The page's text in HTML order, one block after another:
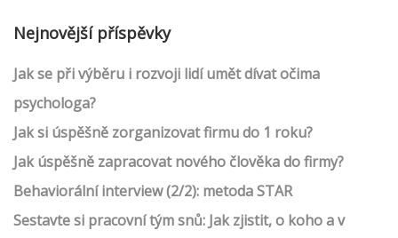
Nejnovější příspěvky
Jak se při výběru i rozvoji lidí umět dívat očima
psychologa?
Jak si úspěšně zorganizovat firmu do 1 roku?
Jak úspěšně zapracovat nového člověka do firmy?
Behaviorální interview (2/2): metoda STAR
Sestavte si pracovní tým snů: Jak zjistit, o koho a v